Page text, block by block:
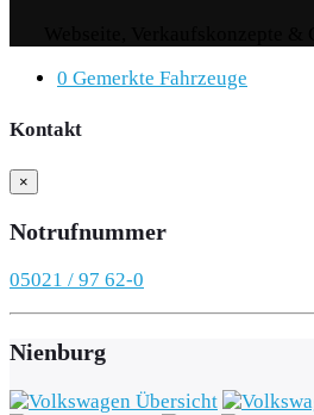
0 Gemerkte Fahrzeuge
Kontakt
×
Notrufnummer
05021 / 97 62-0
Nienburg